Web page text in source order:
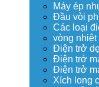
Máy ép
Đầu vòi
Các loại
vòng
Điện trở
Điện trở
Điện trở
Xích long